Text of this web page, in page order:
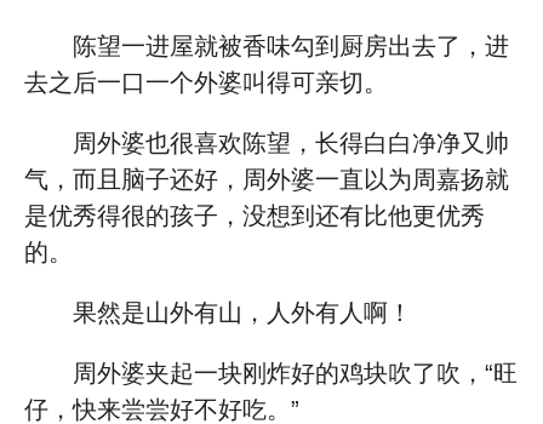
陈望一进屋就被香味勾到厨房出去了，进
去之后一口一个外婆叫得可亲切。
周外婆也很喜欢陈望，长得白白净净又帅
气，而且脑子还好，周外婆一直以为周嘉扬就
是优秀得很的孩子，没想到还有比他更优秀
的。
果然是山外有山，人外有人啊！
周外婆夹起一块刚炸好的鸡块吹了吹，“旺
仔，快来尝尝好不好吃。”